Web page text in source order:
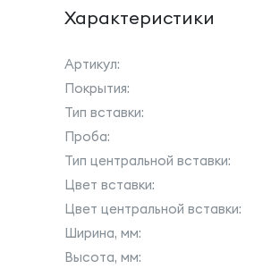
Характеристики
Артикул:
Покрытия:
Тип вставки:
Проба:
Тип центральной вставки:
Цвет вставки:
Цвет центральной вставки:
Ширина, мм:
Высота, мм: